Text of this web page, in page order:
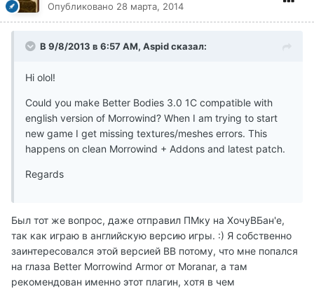
Опубликовано 28 марта, 2014
В 9/8/2013 в 6:57 AM, Aspid сказал:
Hi olol!
Could you make Better Bodies 3.0 1C compatible with
english version of Morrowind? When I am trying to start
new game I get missing textures/meshes errors. This
happens on clean Morrowind + Addons and latest patch.
Regards
Был тот же вопрос, даже отправил ПМку на ХочуВБан'е,
так как играю в английскую версию игры. :) Я собственно
заинтересовался этой версией BB потому, что мне попался
на глаза Better Morrowind Armor от Moranar, а там
рекомендован именно этот плагин, хотя в чем